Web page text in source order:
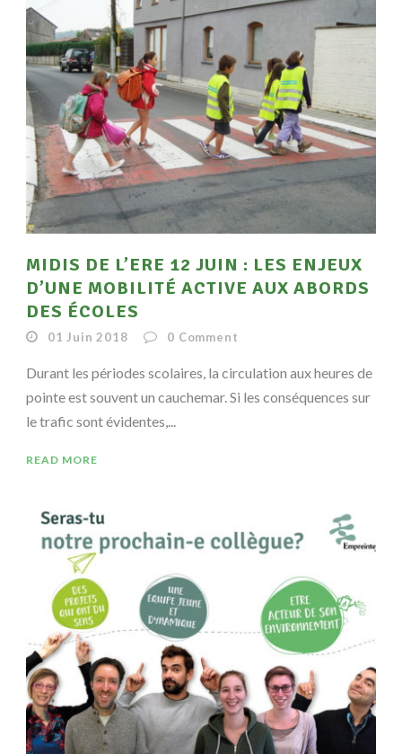
MIDIS DE L’ERE 12 JUIN : LES ENJEUX
D’UNE MOBILITÉ ACTIVE AUX ABORDS
DES ÉCOLES
01 Juin 2018 0 Comment
Durant les périodes scolaires, la circulation aux heures de
pointe est souvent un cauchemar. Si les conséquences sur
le trafic sont évidentes,...
READ MORE